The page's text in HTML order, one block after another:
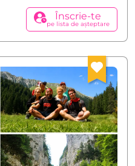
Înscrie-te
pe lista de așteptare